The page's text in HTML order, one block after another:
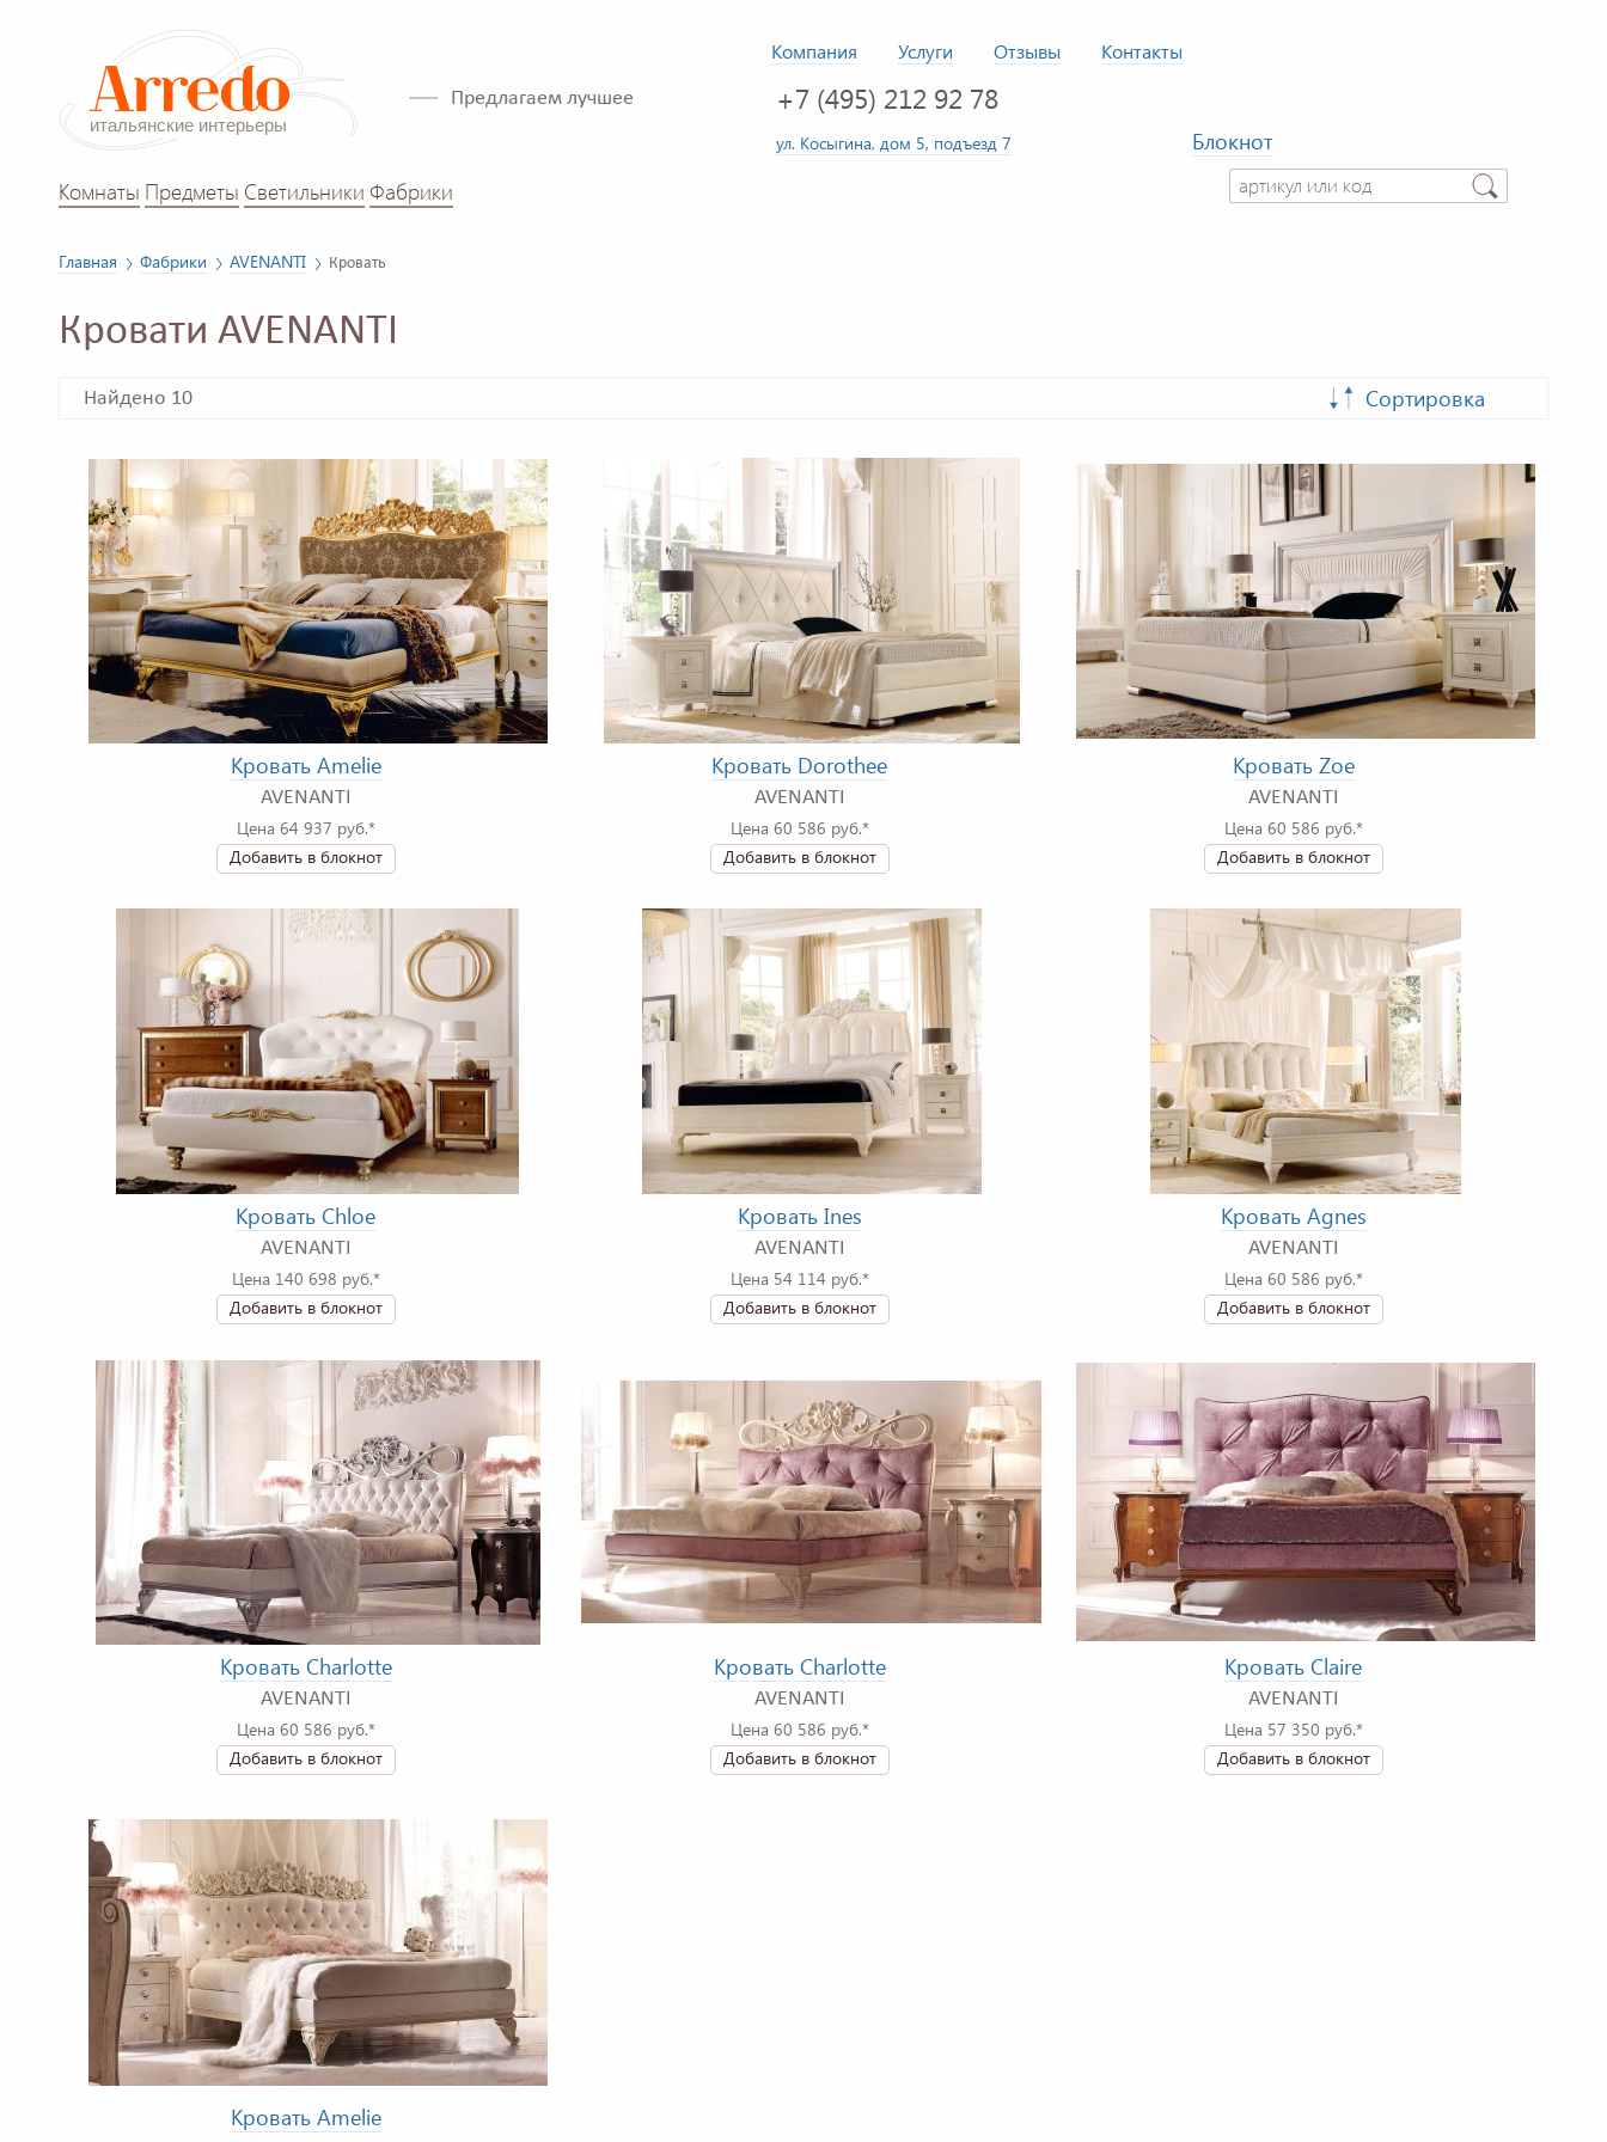
Компания Услуги Отзывы Контакты
Предлагаем лучшее +7 (495) 212 92 78
ул. Косыгина, дом 5, подъезд 7
Блокнот
Комнаты Предметы Светильники Фабрики
Главная Фабрики AVENANTI Кровать
Кровати AVENANTI
Найдено 10 Сортировка
Кровать Amelie
AVENANTI
Цена 64 937 руб.*
Добавить в блокнот
Кровать Dorothee
AVENANTI
Цена 60 586 руб.*
Добавить в блокнот
Кровать Zoe
AVENANTI
Цена 60 586 руб.*
Добавить в блокнот
Кровать Chloe
AVENANTI
Цена 140 698 руб.*
Добавить в блокнот
Кровать Ines
AVENANTI
Цена 54 114 руб.*
Добавить в блокнот
Кровать Agnes
AVENANTI
Цена 60 586 руб.*
Добавить в блокнот
Кровать Charlotte
AVENANTI
Цена 60 586 руб.*
Добавить в блокнот
Кровать Charlotte
AVENANTI
Цена 60 586 руб.*
Добавить в блокнот
Кровать Claire
AVENANTI
Цена 57 350 руб.*
Добавить в блокнот
Кровать Amelie